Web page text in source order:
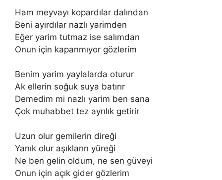
Ham meyvayı kopardılar dalından
Beni ayırdılar nazlı yarimden
Eğer yarim tutmaz ise salımdan
Onun için kapanmıyor gözlerim
Benim yarim yaylalarda oturur
Ak ellerin soğuk suya batırır
Demedim mi nazlı yarim ben sana
Çok muhabbet tez ayrılık getirir
Uzun olur gemilerin direği
Yanık olur aşıkların yüreği
Ne ben gelin oldum, ne sen güveyi
Onun için açık gider gözlerim